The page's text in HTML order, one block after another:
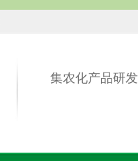
集农化产品研